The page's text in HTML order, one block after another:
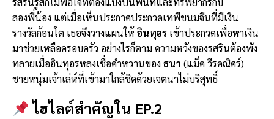
สองพี่น้อง แต่เมื่อเห็นประกาศประกวดเทพีขนมจีนที่มีเงิน
รางวัลก้อนโต เธอจึงวางแผนให้ อินทุอร เข้าประกวดเพื่อหาเงิน
มาช่วยเหลือครอบครัว อย่างไรก็ตาม ความหวังของรสรินต้องพัง
ทลายเมื่ออินทุอรหลงเชื่อคำหวานของ ธนา (แม็ค วีรคณิศร์)
ชายหนุ่มเจ้าเล่ห์ที่เข้ามาใกล้ชิดด้วยเจตนาไม่บริสุทธิ์
ไฮไลต์สำคัญใน EP.2